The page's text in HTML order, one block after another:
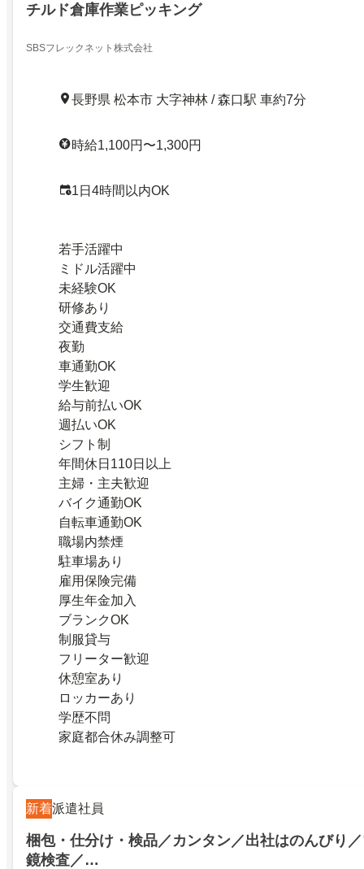
チルド倉庫作業ピッキング
SBSフレックネット株式会社
長野県 松本市 大字神林 / 森口駅 車約7分
時給1,100円〜1,300円
1日4時間以内OK
若手活躍中
ミドル活躍中
未経験OK
研修あり
交通費支給
夜勤
車通勤OK
学生歓迎
給与前払いOK
週払いOK
シフト制
年間休日110日以上
主婦・主夫歓迎
バイク通勤OK
自転車通勤OK
職場内禁煙
駐車場あり
雇用保険完備
厚生年金加入
ブランクOK
制服貸与
フリーター歓迎
休憩室あり
ロッカーあり
学歴不問
家庭都合休み調整可
新着派遣社員
梱包・仕分け・検品／カンタン／出社はのんびり
鏡検査／…